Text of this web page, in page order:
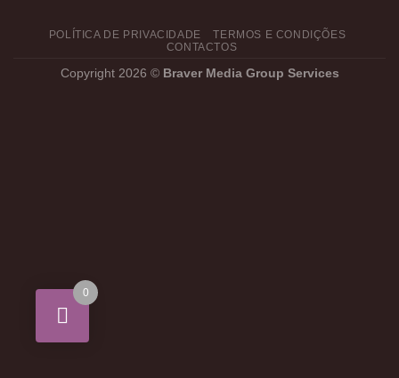
POLÍTICA DE PRIVACIDADE
TERMOS E CONDIÇÕES
CONTACTOS
Copyright 2026 © Braver Media Group Services
0